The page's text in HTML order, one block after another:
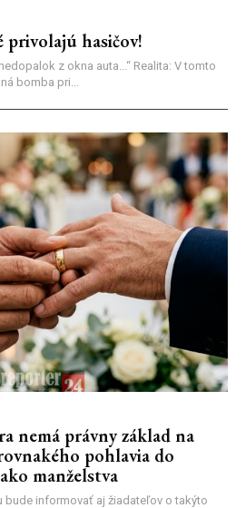
privolajú hasičov!
z okna auta...“ ​Realita: V tomto
bomba pri...
nemá právny základ na
pohlavia do
manželstva
bude informovať aj žiadateľov o takýto